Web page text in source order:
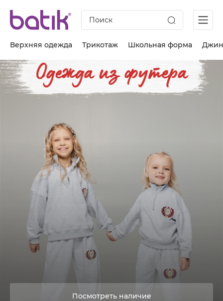
Поиск
Верхняя одежда Трикотаж Школьная форма
Посмотреть наличие